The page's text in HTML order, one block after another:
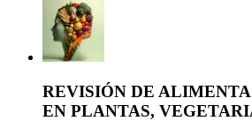
REVISIÓN DE
EN PLANTAS,